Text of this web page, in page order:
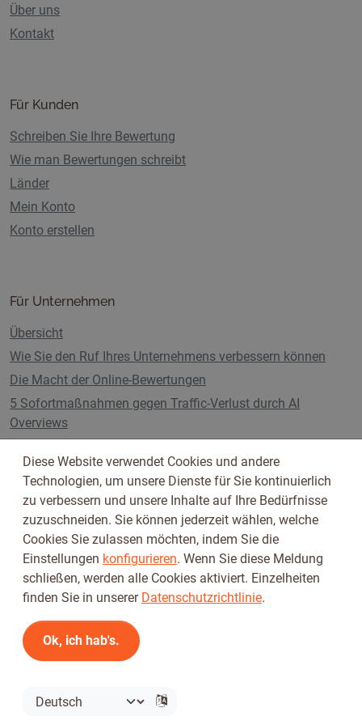
Über uns
Kontakt
Für Kunden
Schreiben Sie Ihre Bewertung
Wie man Bewertungen schreibt
Länder
Mein Konto
Konto erstellen
Für Unternehmen
Übersicht
Wie Sie den Ruf Ihres Unternehmens verbessern können
Die Macht der Online-Bewertungen
5 Sofortmaßnahmen gegen Traffic-Verlust durch AI
Overviews
Folge uns auf
Nutzungsbedingungen
© 2026 Tickiwi - Alle Rechte vorbehalten
Diese Website verwendet Cookies und andere
Technologien, um unsere Dienste für Sie kontinuierlich
zu verbessern und unsere Inhalte auf Ihre Bedürfnisse
zuzuschneiden. Sie können jederzeit wählen, welche
Cookies Sie zulassen möchten, indem Sie die
Einstellungen konfigurieren. Wenn Sie diese Meldung
schließen, werden alle Cookies aktiviert. Einzelheiten
finden Sie in unserer Datenschutzrichtlinie.
Ok, ich hab's.